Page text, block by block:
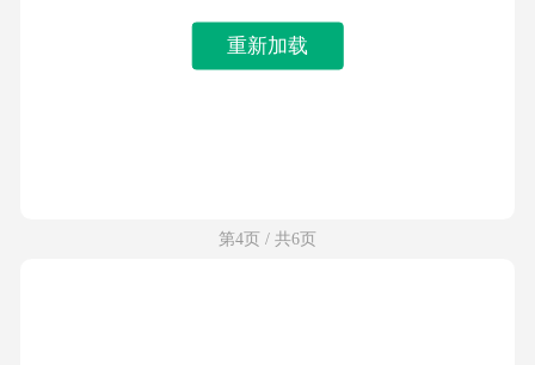
重新加载
第4页 / 共6页